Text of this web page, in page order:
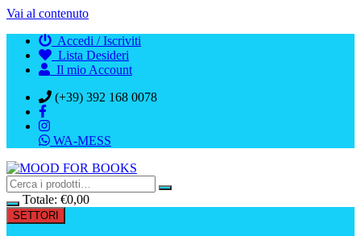
Vai al contenuto
Accedi / Iscriviti
Lista Desideri
Il mio Account
(+39) 392 168 0078
WA-MESS
Totale: €0,00
SETTORI